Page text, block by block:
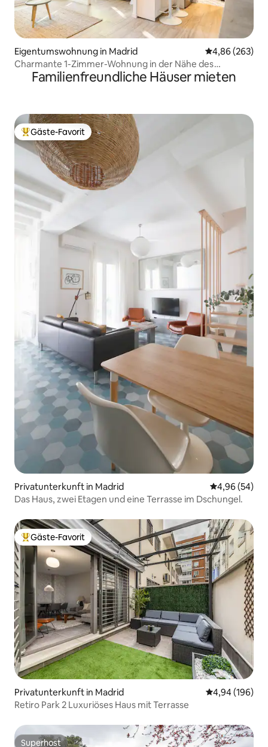
Eigentumswohnung in Madrid
4,86 (263)
Charmante 1-Zimmer-Wohnung in der Nähe des
Königlichen Palastes
Familienfreundliche Häuser mieten
Beliebter Gäste-Favorit.
Gäste-Favorit
Privatunterkunft in Madrid
4,96 (54)
Das Haus, zwei Etagen und eine Terrasse im Dschungel.
Beliebter Gäste-Favorit.
Gäste-Favorit
Privatunterkunft in Madrid
4,94 (196)
Retiro Park 2 Luxuriöses Haus mit Terrasse
Superhost